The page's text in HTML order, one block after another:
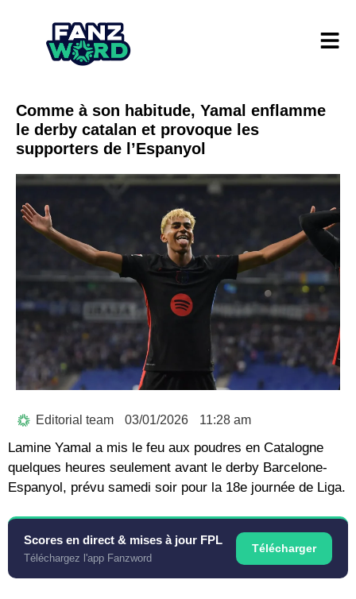
Comme à son habitude, Yamal enflamme
le derby catalan et provoque les
supporters de l’Espanyol
Editorial team 03/01/2026 11:28 am
Lamine Yamal a mis le feu aux poudres en Catalogne
quelques heures seulement avant le derby Barcelone-
Espanyol, prévu samedi soir pour la 18e journée de Liga.
Scores en direct & mises à jour FPL
Téléchargez l'app Fanzword
Télécharger